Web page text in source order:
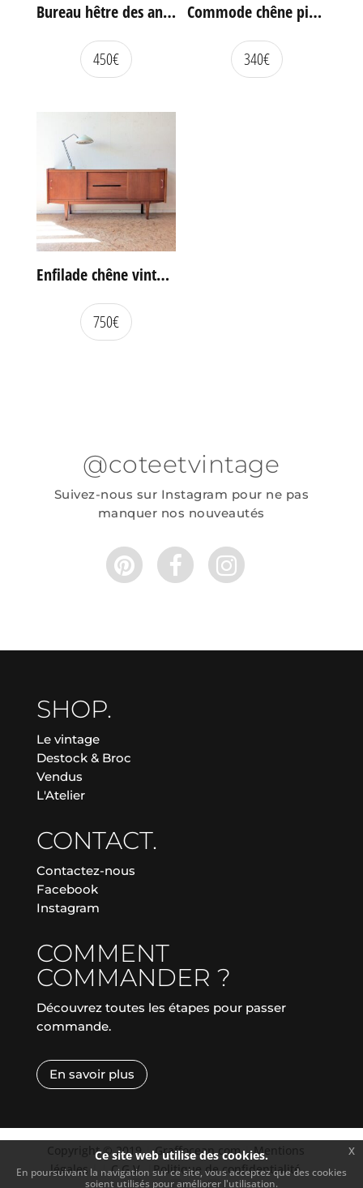
Bureau hêtre des années 60
450€
Commode chêne pieds compas vintage
340€
Enfilade chêne vintage portes coulissantes
750€
@coteetvintage
Suivez-nous sur Instagram pour ne pas
manquer nos nouveautés
SHOP.
Le vintage
Destock & Broc
Vendus
L'Atelier
CONTACT.
Contactez-nous
Facebook
Instagram
COMMENT
COMMANDER ?
Découvrez toutes les étapes pour passer
commande.
En savoir plus
Copyright © 2019| Graffocean.com | Mentions
légales | | C.G.V. |Politique de confidentialité
Ce site web utilise des cookies.
En poursuivant la navigation sur ce site, vous acceptez que des cookies
soient utilisés pour améliorer l'utilisation.
x